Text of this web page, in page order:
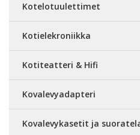
Kotelotuulettimet
Kotielekroniikka
Kotiteatteri & Hifi
Kovalevyadapteri
Kovalevykasetit ja